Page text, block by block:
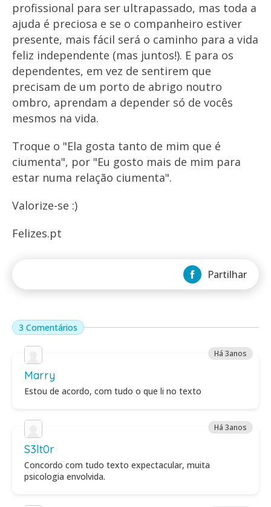
profissional para ser ultrapassado, mas toda a
ajuda é preciosa e se o companheiro estiver
presente, mais fácil será o caminho para a vida
feliz independente (mas juntos!). E para os
dependentes, em vez de sentirem que
precisam de um porto de abrigo noutro
ombro, aprendam a depender só de vocês
mesmos na vida.
Troque o "Ela gosta tanto de mim que é
ciumenta", por "Eu gosto mais de mim para
estar numa relação ciumenta".
Valorize-se :)
Felizes.pt
Partilhar
3 Comentários
Marry
Há 3anos
Estou de acordo, com tudo o que li no texto
S3lt0r
Há 3anos
Concordo com tudo texto expectacular, muita
psicologia envolvida.